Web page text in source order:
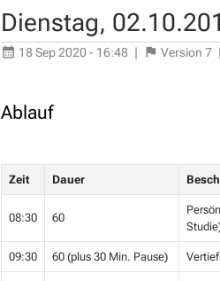
Dienstag,
18 Sep 2020 - 16:48 | Version 7 |
Ablauf
Zeit Dauer
08:30 60
09:30 60 (plus 30 Min. Pause)